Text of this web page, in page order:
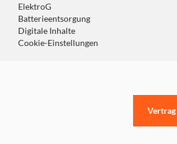
ElektroG
Batterieentsorgung
Digitale Inhalte
Cookie-Einstellungen